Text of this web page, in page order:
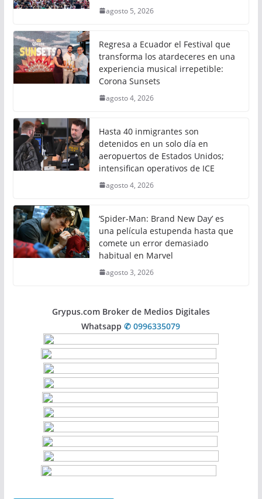
agosto 5, 2026
Regresa a Ecuador el Festival que
transforma los atardeceres en una
experiencia musical irrepetible:
Corona Sunsets
agosto 4, 2026
Hasta 40 inmigrantes son
detenidos en un solo día en
aeropuertos de Estados Unidos;
intensifican operativos de ICE
agosto 4, 2026
‘Spider-Man: Brand New Day’ es
una película estupenda hasta que
comete un error demasiado
habitual en Marvel
agosto 3, 2026
Grypus.com Broker de Medios Digitales
Whatsapp✆ 0996335079